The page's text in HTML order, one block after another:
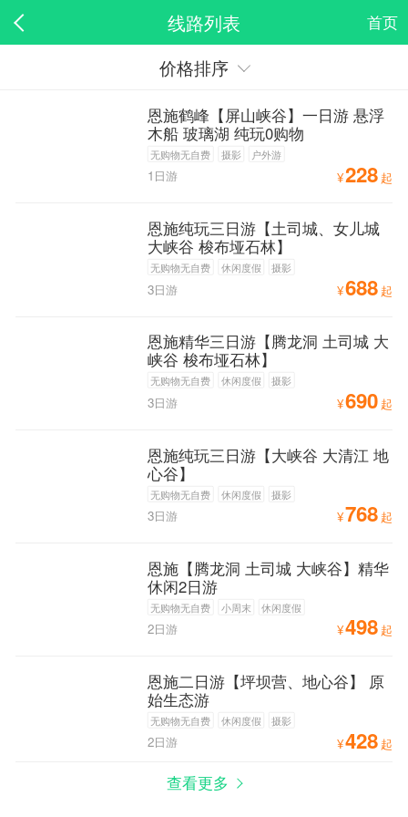
线路列表 首页
价格排序
恩施鹤峰【屏山峡谷】一日游 悬浮
木船 玻璃湖 纯玩0购物
无购物无自费 摄影 户外游
¥228 起
1日游
恩施纯玩三日游【土司城、女儿城
大峡谷 梭布垭石林】
无购物无自费 休闲度假 摄影
¥688 起
3日游
恩施精华三日游【腾龙洞 土司城 大
峡谷 梭布垭石林】
无购物无自费 休闲度假 摄影
¥690 起
3日游
恩施纯玩三日游【大峡谷 大清江 地
心谷】
无购物无自费 休闲度假 摄影
¥768 起
3日游
恩施【腾龙洞 土司城 大峡谷】精华
休闲2日游
无购物无自费 小周末 休闲度假
¥498 起
2日游
恩施二日游【坪坝营、地心谷】 原
始生态游
无购物无自费 休闲度假 摄影
¥428 起
2日游
查看更多